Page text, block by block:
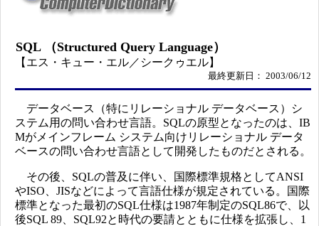
SQL （Structured Query Language）
【エス・キュー・エル／シークゥエル】
最終更新日： 2003/06/12
データベース（特にリレーショナル データベース）シ
ステム用の問い合わせ言語。SQLの原型となったのは、IB
Mがメインフレーム システム向けリレーショナル データ
ベースの問い合わせ言語として開発したものだとされる。
その後、SQLの普及に伴い、国際標準規格としてANSI
やISO、JISなどによって言語仕様が規定されている。国際
標準となった最初のSQL仕様は1987年制定のSQL86で、以
後SQL 89、SQL92と時代の要請とともに仕様を拡張し、1